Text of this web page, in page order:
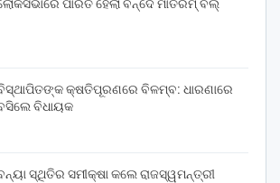
ପାରିତ ହେଲା ବନ୍ଦେ ମାତରମ୍‌ ବିଲ୍‌
କ୍ଷତିପୂରଣରେ ବିଳମ୍ବ: ଧାରଣାରେ
ବିଧାୟକ
ସ୍ଥିତିର ସମୀକ୍ଷା କଲେ ରାଜସ୍ୱମନ୍ତ୍ରୀ